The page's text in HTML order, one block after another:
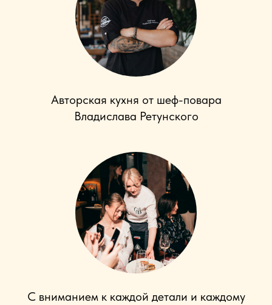
Авторская кухня от шеф-повара
Владислава Ретунского
С вниманием к каждой детали и каждому